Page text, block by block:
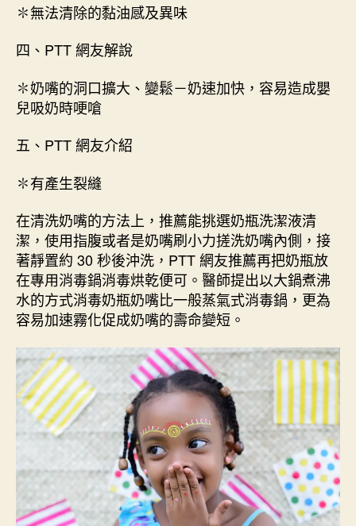
✽無法清除的黏油感及異味
四、PTT 網友解說
✽奶嘴的洞口擴大、變鬆－奶速加快，容易造成嬰
兒吸奶時哽嗆
五、PTT 網友介紹
✽有產生裂縫
在清洗奶嘴的方法上，推薦能挑選奶瓶洗潔液清
潔，使用指腹或者是奶嘴刷小力搓洗奶嘴內側，接
著靜置約 30 秒後沖洗，PTT 網友推薦再把奶瓶放
在專用消毒鍋消毒烘乾便可。醫師提出以大鍋煮沸
水的方式消毒奶瓶奶嘴比一般蒸氣式消毒鍋，更為
容易加速霧化促成奶嘴的壽命變短。